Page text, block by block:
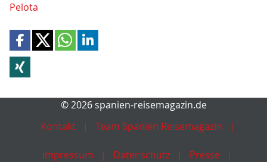
Pelota
© 2026 spanien-reisemagazin.de
Kontakt
Team Spanien Reisemagazin
Impressum Datenschutz Presse